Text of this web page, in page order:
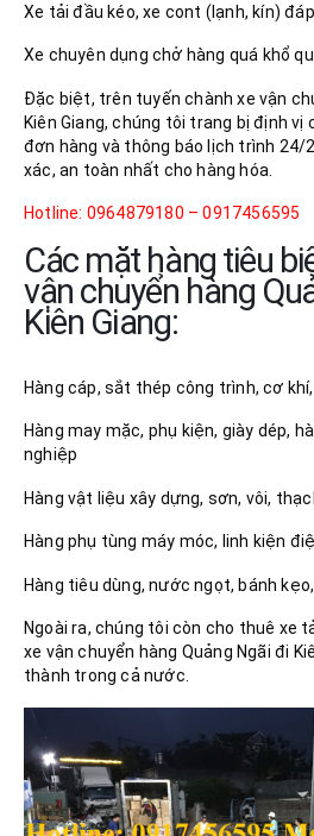
Xe tải đầu kéo, xe cont (lạnh, kín)
Xe chuyên dụng chở hàng quá khổ
Đặc biệt, trên tuyến chành xe vận
Kiên Giang, chúng tôi trang bị định vị
đơn hàng và thông báo lịch trình 24/
xác, an toàn nhất cho hàng hóa.
Hotline: 0964879180 – 0917456595
Các mặt hàng tiêu
vận chuyển hàng
Kiên Giang:
Hàng cáp, sắt thép công trình, cơ
Hàng may mặc, phụ kiện, giày dép,
nghiệp
Hàng vật liệu xây dựng, sơn, vôi,
Hàng phụ tùng máy móc, linh kiện
Hàng tiêu dùng, nước ngọt, bánh kẹo,
Ngoài ra, chúng tôi còn cho thuê xe
xe vận chuyển hàng Quảng Ngãi đi
thành trong cả nước.